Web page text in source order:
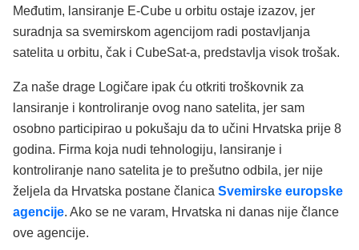
Međutim, lansiranje E-Cube u orbitu ostaje izazov, jer
suradnja sa svemirskom agencijom radi postavljanja
satelita u orbitu, čak i CubeSat-a, predstavlja visok trošak.
Za naše drage Logičare ipak ću otkriti troškovnik za
lansiranje i kontroliranje ovog nano satelita, jer sam
osobno participirao u pokušaju da to učini Hrvatska prije 8
godina. Firma koja nudi tehnologiju, lansiranje i
kontroliranje nano satelita je to prešutno odbila, jer nije
željela da Hrvatska postane članica Svemirske europske
agencije. Ako se ne varam, Hrvatska ni danas nije člance
ove agencije.